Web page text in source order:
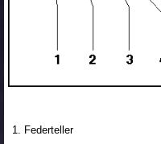
Federteller